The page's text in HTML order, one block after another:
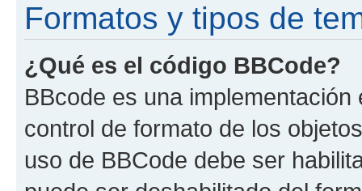
Formatos y tipos de
¿Qué es el código BBCode?
BBcode es una
control de formato de los
uso de BBCode debe ser